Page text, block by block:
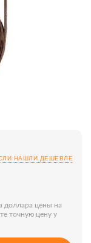
НАШЛИ ДЕШЕВЛЕ
доллара цены на
точную цену у